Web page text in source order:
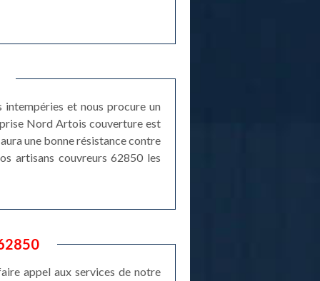
et nous procure un
Nord Artois couverture est
une bonne résistance contre
artisans couvreurs 62850 les
appel aux services de notre